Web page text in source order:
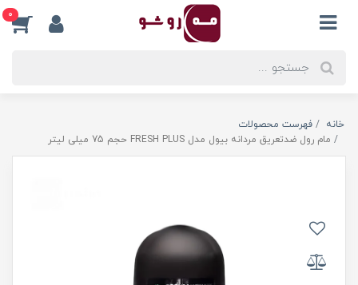
0
خانه
فهرست محصولات
مام رول ضدتعریق مردانه بیول مدل FRESH PLUS حجم 75 میلی لیتر